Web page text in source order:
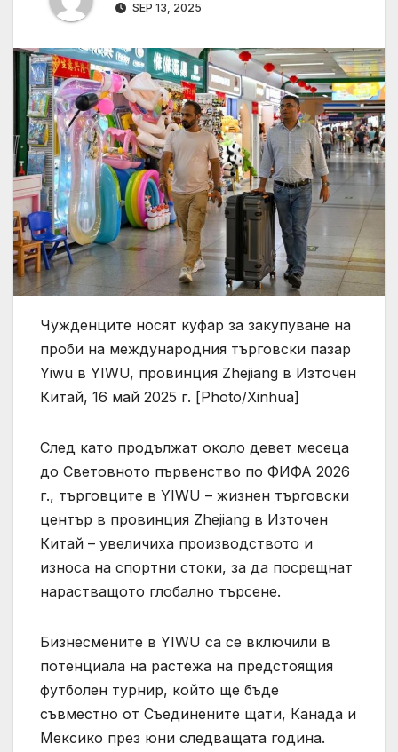
SEP 13, 2025
Чужденците носят куфар за закупуване на
проби на международния търговски пазар
Yiwu в YIWU, провинция Zhejiang в Източен
Китай, 16 май 2025 г. [Photo/Xinhua]
След като продължат около девет месеца
до Световното първенство по ФИФА 2026
г., търговците в YIWU – жизнен търговски
център в провинция Zhejiang в Източен
Китай – увеличиха производството и
износа на спортни стоки, за да посрещнат
нарастващото глобално търсене.
Бизнесмените в YIWU са се включили в
потенциала на растежа на предстоящия
футболен турнир, който ще бъде
съвместно от Съединените щати, Канада и
Мексико през юни следващата година.